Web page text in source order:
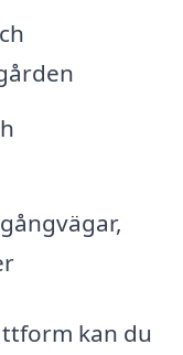
kan du